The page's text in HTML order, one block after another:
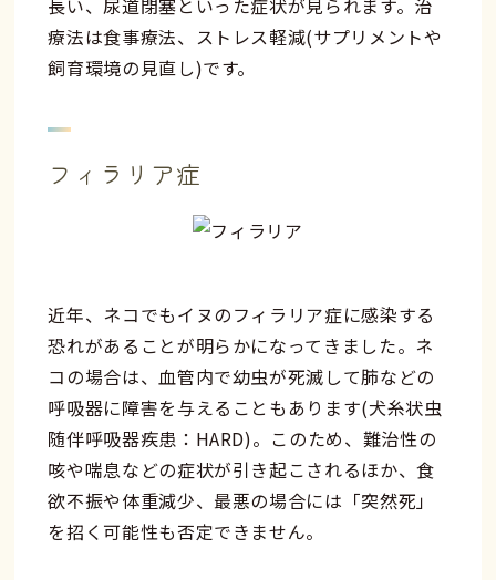
療法は食事療法、ストレス軽減(サプリメントや
飼育環境の見直し)です。
フィラリア症
近年、ネコでもイヌのフィラリア症に感染する
恐れがあることが明らかになってきました。ネ
コの場合は、血管内で幼虫が死滅して肺などの
呼吸器に障害を与えることもあります(犬糸状虫
随伴呼吸器疾患：HARD)。このため、難治性の
咳や喘息などの症状が引き起こされるほか、食
欲不振や体重減少、最悪の場合には「突然死」
を招く可能性も否定できません。